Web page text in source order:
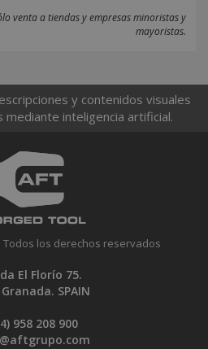
venta a tiendas y empresas minoristas y
mayoristas.
y contenidos visuales
inteligencia artificial.
Todos los derechos reservados
El Florío 75.
SPAIN
958 208 900